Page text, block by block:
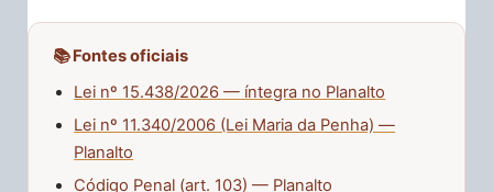
📚 Fontes oficiais
Lei nº 15.438/2026 — íntegra no Planalto
Lei nº 11.340/2006 (Lei Maria da Penha) —
Planalto
Código Penal (art. 103) — Planalto